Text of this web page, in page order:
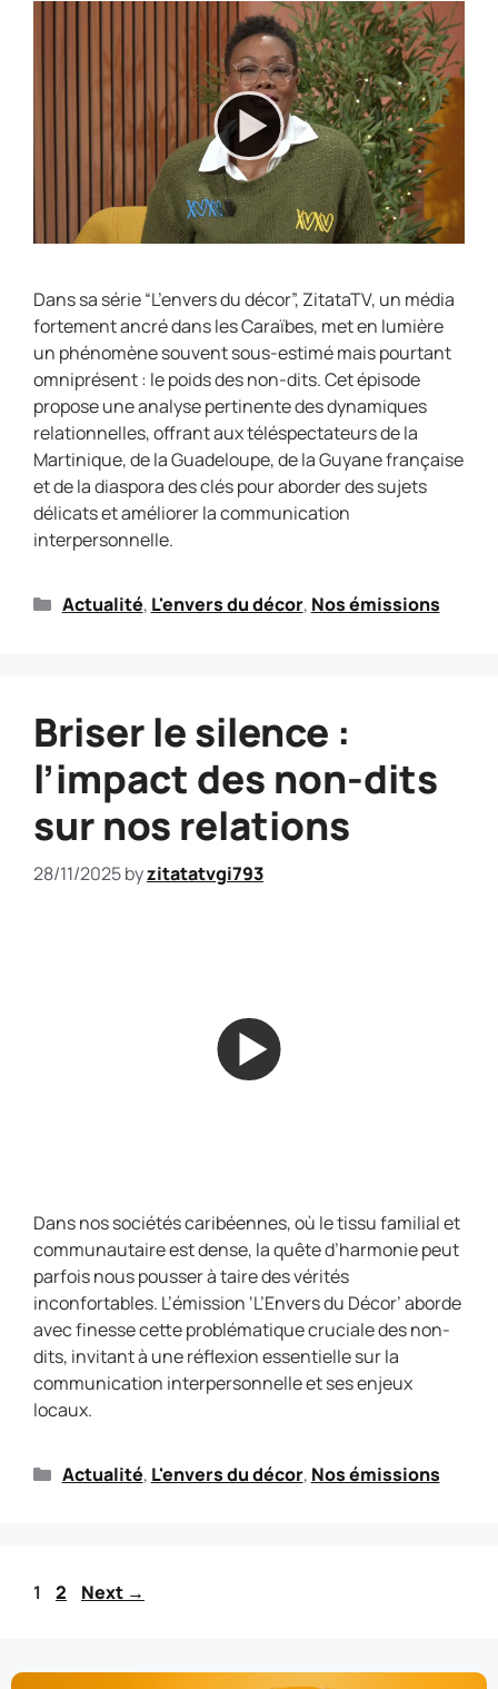
Dans sa série “L’envers du décor”, ZitataTV, un média
fortement ancré dans les Caraïbes, met en lumière
un phénomène souvent sous-estimé mais pourtant
omniprésent : le poids des non-dits. Cet épisode
propose une analyse pertinente des dynamiques
relationnelles, offrant aux téléspectateurs de la
Martinique, de la Guadeloupe, de la Guyane française
et de la diaspora des clés pour aborder des sujets
délicats et améliorer la communication
interpersonnelle.
Actualité, L'envers du décor, Nos émissions
Briser le silence :
l’impact des non-dits
sur nos relations
28/11/2025byzitatatvgi793
Dans nos sociétés caribéennes, où le tissu familial et
communautaire est dense, la quête d’harmonie peut
parfois nous pousser à taire des vérités
inconfortables. L’émission ‘L’Envers du Décor’ aborde
avec finesse cette problématique cruciale des non-
dits, invitant à une réflexion essentielle sur la
communication interpersonnelle et ses enjeux
locaux.
Actualité, L'envers du décor, Nos émissions
1 2 Next →